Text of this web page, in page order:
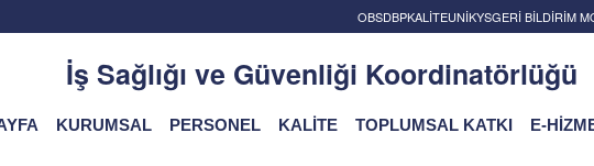
OBSDBPKALİTEUNİKYSGERİ BİLDİRİM
İş Sağlığı ve Güvenliği Koordinatörlüğü
KURUMSAL PERSONEL KALİTE TOPLUMSAL KATKI E-